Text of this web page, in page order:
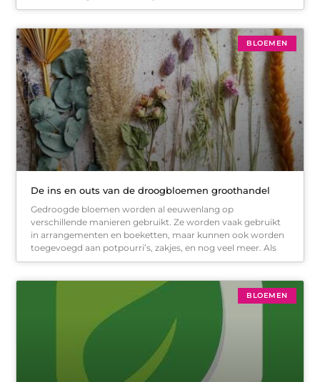
BLOEMEN
De ins en outs van de droogbloemen groothandel
Gedroogde bloemen worden al eeuwenlang op
verschillende manieren gebruikt. Ze worden vaak gebruikt
in arrangementen en boeketten, maar kunnen ook worden
toegevoegd aan potpourri’s, zakjes, en nog veel meer. Als
BLOEMEN